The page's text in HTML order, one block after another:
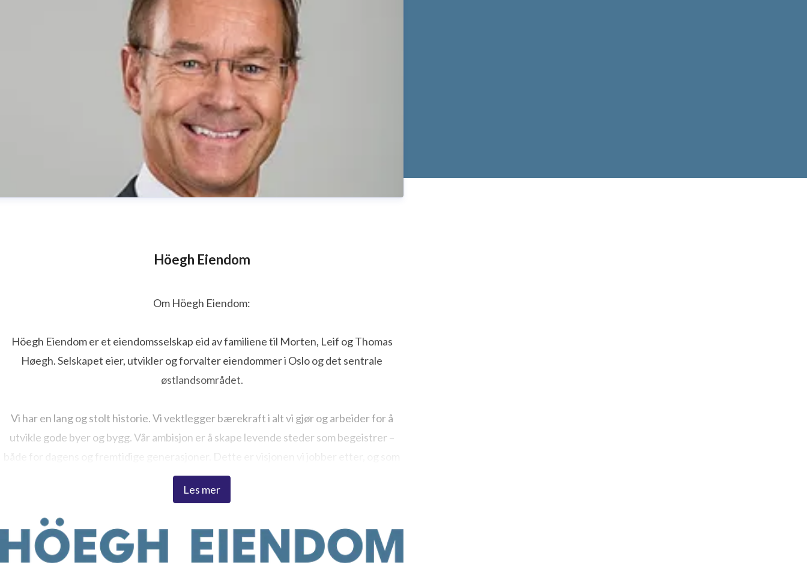
Administrerende direktør eirik.thrygg@hoegheiendom.no +47 913 93
Höegh Eiendom
Les mer
Om Höegh Eiendom:
Höegh Eiendom er et eiendomsselskap eid av familiene til Morten, Leif og Thomas
Høegh. Selskapet eier, utvikler og forvalter eiendommer i Oslo og det sentrale
østlandsområdet.
Vi har en lang og stolt historie. Vi vektlegger bærekraft i alt vi gjør og arbeider for å
utvikle gode byer og bygg. Vår ambisjon er å skape levende steder som begeistrer –
både for dagens og fremtidige generasjoner. Dette er visjonen vi jobber etter, og som
forplikter oss.